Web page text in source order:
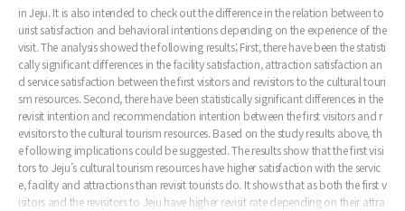
in Jeju. It is also intended to check out the difference in the relation between to
urist satisfaction and behavioral intentions depending on the experience of the
visit. The analysis showed the following results; First, there have been the statisti
cally significant differences in the facility satisfaction, attraction satisfaction an
d service satisfaction between the first visitors and revisitors to the cultural touri
sm resources. Second, there have been statistically significant differences in the
revisit intention and recommendation intention between the first visitors and r
evisitors to the cultural tourism resources. Based on the study results above, th
e following implications could be suggested. The results show that the first visi
tors to Jeju’s cultural tourism resources have higher satisfaction with the servic
e, facility and attractions than revisit tourists do. It shows that as both the first v
isitors and the revisitors to Jeju have higher revisit rate depending on their attra